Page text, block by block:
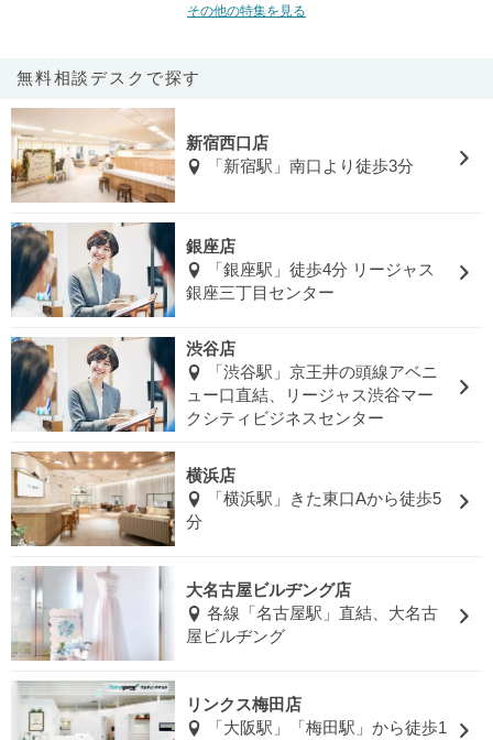
その他の特集を見る
無料相談デスクで探す
新宿西口店
「新宿駅」南口より徒歩3分
銀座店
「銀座駅」徒歩4分 リージャス
銀座三丁目センター
渋谷店
「渋谷駅」京王井の頭線アベニ
ュー口直結、リージャス渋谷マー
クシティビジネスセンター
横浜店
「横浜駅」きた東口Aから徒歩5
分
大名古屋ビルヂング店
各線「名古屋駅」直結、大名古
屋ビルヂング
リンクス梅田店
「大阪駅」「梅田駅」から徒歩1